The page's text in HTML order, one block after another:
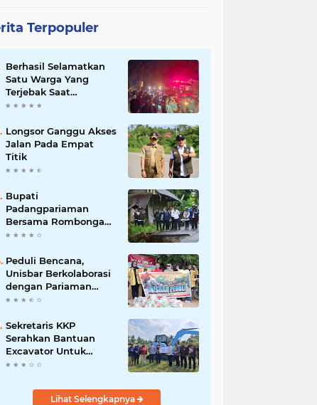
Terpopuler
Berhasil Selamatkan
Satu Warga Yang
Terjebak Saat
Kebakaran
Longsor Ganggu Akses
Jalan Pada Empat
Titik
Bupati
Padangpariaman
Bersama Rombongan
Jemput Aspirasi
Peduli Bencana,
Unisbar Berkolaborasi
dengan Pariaman
Women Power
untuk Korban Banjir di
Padang
Sekretaris KKP
Serahkan Bantuan
Excavator Untuk
Pelaku Usaha
Lihat Selengkapnya